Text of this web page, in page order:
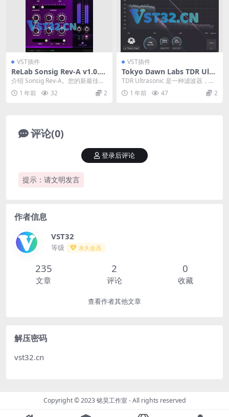
VST插件
ReLab Sonsig Rev-A v1.0.1-
R2R
介绍 Sonsig Rev-A。您的新最佳工
具。立即开始 使用 Sonsig R...
1 年前 32 2
VST插件
Tokyo Dawn Labs TDR Ultr
asonic v1.0.2-MOCHA
TDR Ultrasonic 是一种滤波器，旨
在控制过采样录音、处理或播放链
中超...1 年前 47 2
评论(0)
提示：请文明发言
登录后评论
作者信息
VST32
等级 永久会员
235
文章
2
评论
0
收藏
查看作者其他文章
解压密码
vst32.cn
Copyright © 2023铭昊工作室- All rights reserved